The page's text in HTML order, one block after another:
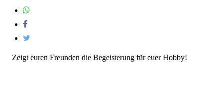
Zeigt euren Freunden die Begeisterung für euer Hobby!